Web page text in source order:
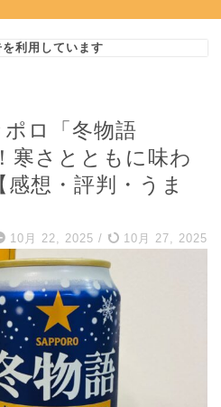
利用しています
ポロ「冬物語
寒さとともに味わ
想・評判・うま
10月 22, 2025 / 10月 27, 2025